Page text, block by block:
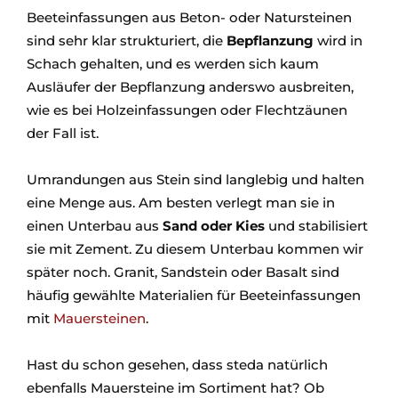
Beeteinfassungen aus Beton- oder Natursteinen
sind sehr klar strukturiert, die Bepflanzung wird in
Schach gehalten, und es werden sich kaum
Ausläufer der Bepflanzung anderswo ausbreiten,
wie es bei Holzeinfassungen oder Flechtzäunen
der Fall ist.
Umrandungen aus Stein sind langlebig und halten
eine Menge aus. Am besten verlegt man sie in
einen Unterbau aus Sand oder Kies und stabilisiert
sie mit Zement. Zu diesem Unterbau kommen wir
später noch. Granit, Sandstein oder Basalt sind
häufig gewählte Materialien für Beeteinfassungen
mit Mauersteinen.
Hast du schon gesehen, dass steda natürlich
ebenfalls Mauersteine im Sortiment hat? Ob